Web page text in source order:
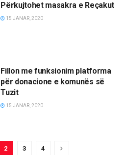
Përkujtohet masakra e Reçakut
15 JANAR, 2020
Fillon me funksionim platforma
për donacione e komunës së
Tuzit
15 JANAR, 2020
2 3 4